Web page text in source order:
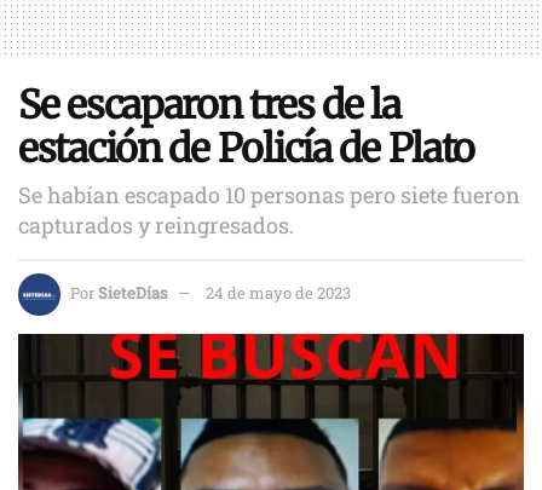
Se escaparon tres de la
estación de Policía de Plato
Se habían escapado 10 personas pero siete fueron
capturados y reingresados.
PorSieteDías 24 de mayo de 2023